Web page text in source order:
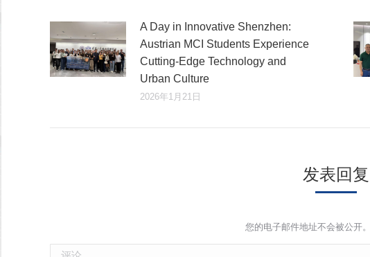
A Day in Innovative Shenzhen:
Austrian MCI Students Experience
Cutting-Edge Technology and
Urban Culture​
2026年1月21日
发表回复
您的电子邮件地址不会被公开。
评论